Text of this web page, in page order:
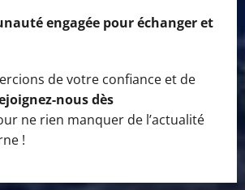
engagée pour échanger et
de votre confiance et de
nous dès
ne rien manquer de l’actualité
!